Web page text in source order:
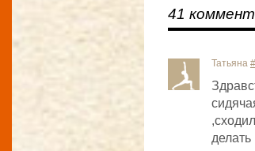
41
Татьяна #